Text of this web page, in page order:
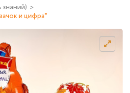
знаний)
и цифра"